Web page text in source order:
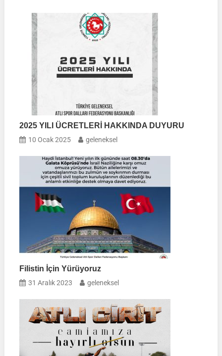
2025 YILI ÜCRETLERİ HAKKINDA DUYURU
10 Ocak 2025 geleneksel
Filistin İçin Yürüyoruz
31 Aralık 2023 geleneksel